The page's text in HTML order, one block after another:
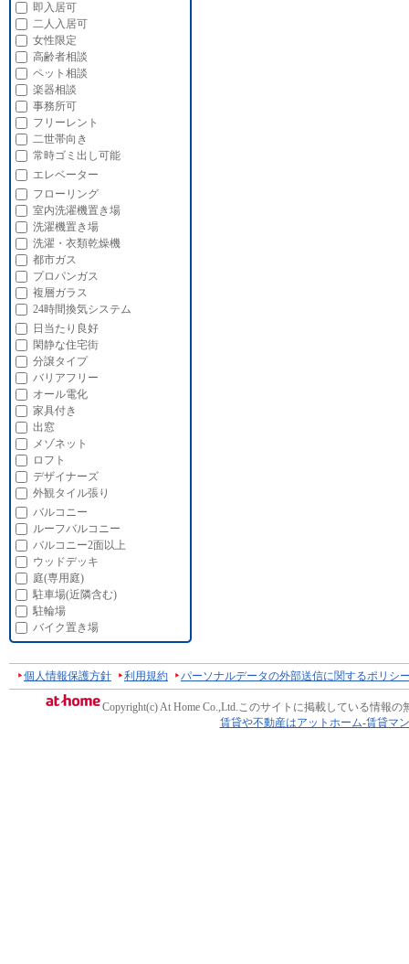
即入居可
二人入居可
女性限定
高齢者相談
ペット相談
楽器相談
事務所可
フリーレント
二世帯向き
常時ゴミ出し可能
エレベーター
フローリング
室内洗濯機置き場
洗濯機置き場
洗濯・衣類乾燥機
都市ガス
プロパンガス
複層ガラス
24時間換気システム
日当たり良好
閑静な住宅街
分譲タイプ
バリアフリー
オール電化
家具付き
出窓
メゾネット
ロフト
デザイナーズ
外観タイル張り
バルコニー
ルーフバルコニー
バルコニー2面以上
ウッドデッキ
庭(専用庭)
駐車場(近隣含む)
駐輪場
バイク置き場
個人情報保護方針 利用規約 パーソナルデータの外部送信に関するポリシ
Copyright(c) At Home Co.,Ltd.このサイトに掲載している情報の
賃貸や不動産はアットホーム-賃貸マ